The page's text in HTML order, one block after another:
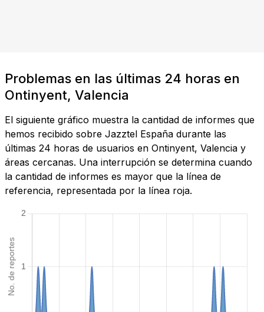
Problemas en las últimas 24 horas en
Ontinyent, Valencia
El siguiente gráfico muestra la cantidad de informes que
hemos recibido sobre Jazztel España durante las
últimas 24 horas de usuarios en Ontinyent, Valencia y
áreas cercanas. Una interrupción se determina cuando
la cantidad de informes es mayor que la línea de
referencia, representada por la línea roja.